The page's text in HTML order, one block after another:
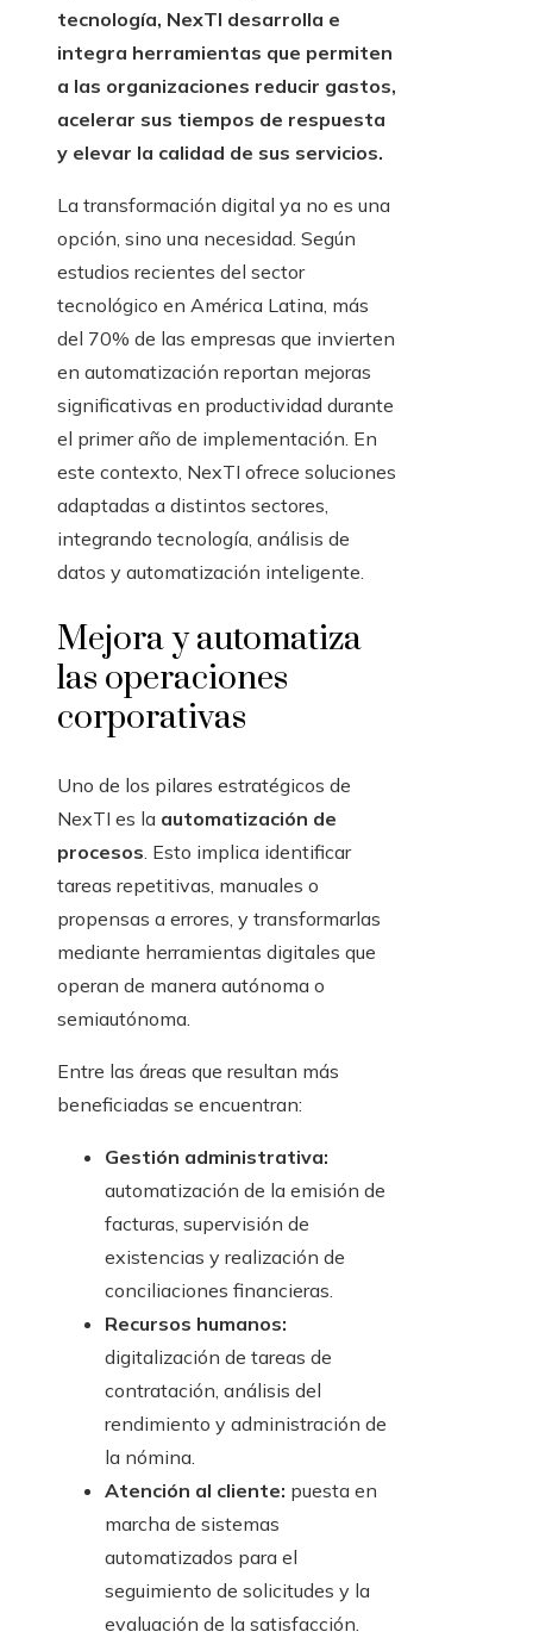
tecnología, NexTI desarrolla e
integra herramientas que permiten
a las organizaciones reducir gastos,
acelerar sus tiempos de respuesta
y elevar la calidad de sus servicios.
La transformación digital ya no es una
opción, sino una necesidad. Según
estudios recientes del sector
tecnológico en América Latina, más
del 70% de las empresas que invierten
en automatización reportan mejoras
significativas en productividad durante
el primer año de implementación. En
este contexto, NexTI ofrece soluciones
adaptadas a distintos sectores,
integrando tecnología, análisis de
datos y automatización inteligente.
Mejora y automatiza
las operaciones
corporativas
Uno de los pilares estratégicos de
NexTI es la automatización de
procesos. Esto implica identificar
tareas repetitivas, manuales o
propensas a errores, y transformarlas
mediante herramientas digitales que
operan de manera autónoma o
semiautónoma.
Entre las áreas que resultan más
beneficiadas se encuentran:
Gestión administrativa:
automatización de la emisión de
facturas, supervisión de
existencias y realización de
conciliaciones financieras.
Recursos humanos:
digitalización de tareas de
contratación, análisis del
rendimiento y administración de
la nómina.
Atención al cliente: puesta en
marcha de sistemas
automatizados para el
seguimiento de solicitudes y la
evaluación de la satisfacción.